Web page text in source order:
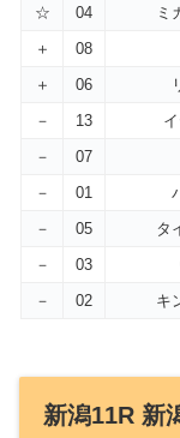
☆
04 ミ
＋
08
＋
06
－
13
－
07
－
01
－
05 タ
－
03
－
02 キ
新潟11R 新